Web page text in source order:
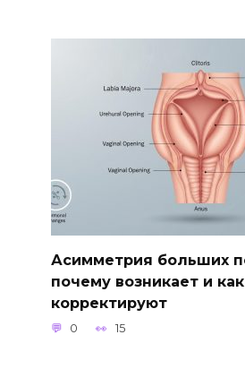
Асимметрия больших
почему возникает и как
корректируют
0 15